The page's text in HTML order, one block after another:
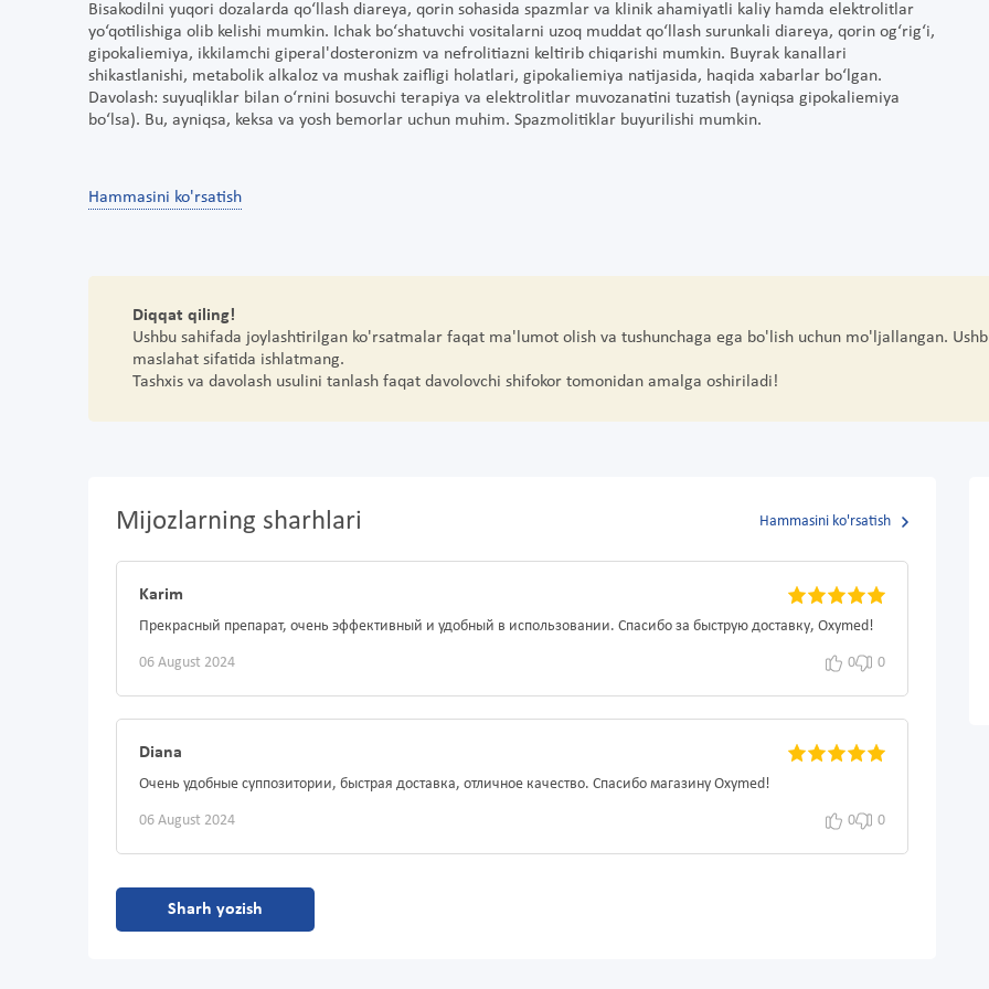
Bisakodilni yuqori dozalarda qo‘llash diareya, qorin sohasida spazmlar va klinik ahamiyatli kaliy hamda elektrolitlar
yo‘qotilishiga olib kelishi mumkin. Ichak bo‘shatuvchi vositalarni uzoq muddat qo‘llash surunkali diareya, qorin og‘rig‘i,
gipokaliemiya, ikkilamchi giperal'dosteronizm va nefrolitiazni keltirib chiqarishi mumkin. Buyrak kanallari
shikastlanishi, metabolik alkaloz va mushak zaifligi holatlari, gipokaliemiya natijasida, haqida xabarlar bo‘lgan.
Davolash: suyuqliklar bilan o‘rnini bosuvchi terapiya va elektrolitlar muvozanatini tuzatish (ayniqsa gipokaliemiya
bo‘lsa). Bu, ayniqsa, keksa va yosh bemorlar uchun muhim. Spazmolitiklar buyurilishi mumkin.
Hammasini ko'rsatish
Diqqat qiling!
Ushbu sahifada joylashtirilgan ko'rsatmalar faqat ma'lumot olish va tushunchaga ega bo'lish uchun mo'ljallangan.
maslahat sifatida ishlatmang.
Tashxis va davolash usulini tanlash faqat davolovchi shifokor tomonidan amalga oshiriladi!
Mijozlarning sharhlari Hammasini ko'rsatish
Karim
Прекрасный препарат, очень эффективный и удобный в использовании. Спасибо за быструю доставку, Oxymed!
06 August 2024 0 0
Diana
Очень удобные суппозитории, быстрая доставка, отличное качество. Спасибо магазину Oxymed!
06 August 2024 0 0
Sharh yozish